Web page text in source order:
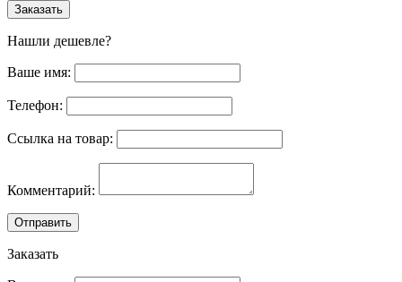
Заказать
Нашли дешевле?
Ваше имя:
Телефон:
Ссылка на товар:
Комментарий:
Отправить
Заказать